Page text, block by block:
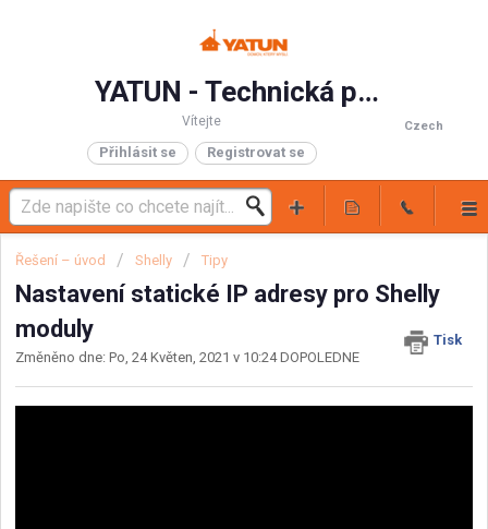
YATUN - Technická podpora
Czech
Vítejte
Přihlásit se Registrovat se
Řešení – úvod Shelly Tipy
Nastavení statické IP adresy pro Shelly
moduly
Tisk
Změněno dne: Po, 24 Květen, 2021 v 10:24 DOPOLEDNE